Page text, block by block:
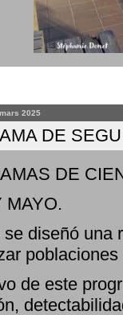
2025
DE
DE
MAYO.
se diseñó una
de este